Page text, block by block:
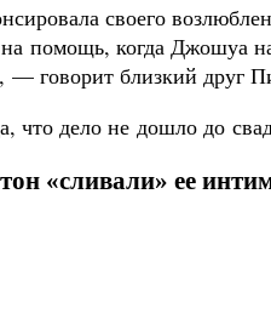
своего
помощь, когда Джошуа
— говорит близкий друг
что дело не дошло до
«сливали» ее